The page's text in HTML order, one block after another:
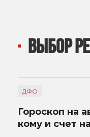
ВЫБОР
ДФО
Гороскоп на
кому и счет